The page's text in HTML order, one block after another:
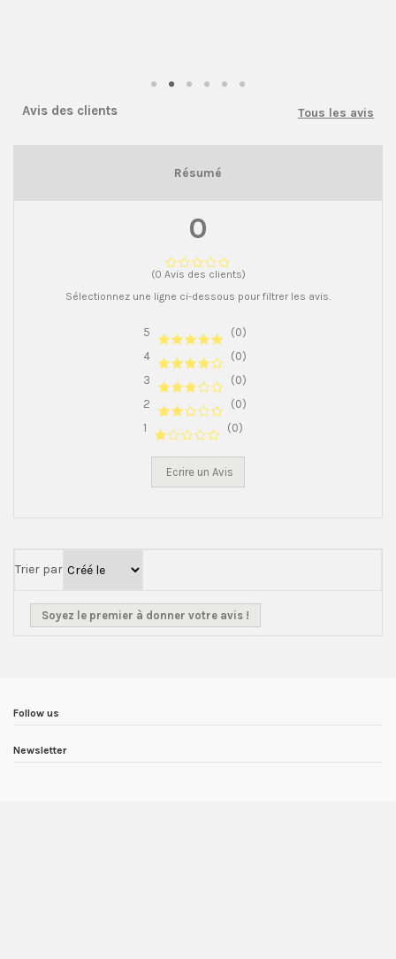
Avis des clients Tous les avis
Résumé
0
(0 Avis des clients)
Sélectionnez une ligne ci-dessous pour filtrer les avis.
5
(0)
4
(0)
3
(0)
2
(0)
1
(0)
Ecrire un Avis
Trier par
Soyez le premier à donner votre avis !
Follow us
Newsletter